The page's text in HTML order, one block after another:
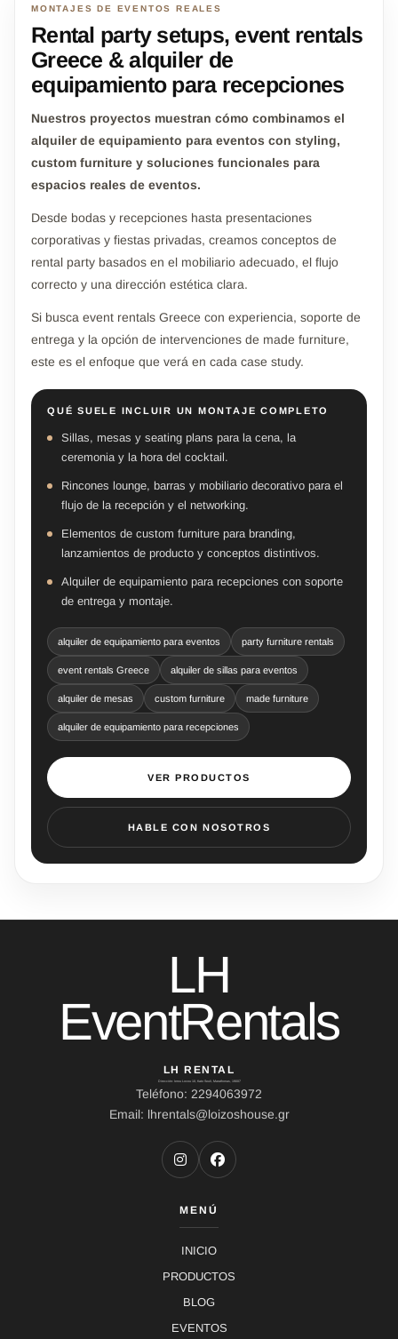
MONTAJES DE EVENTOS REALES
Rental party setups, event rentals
Greece & alquiler de
equipamiento para recepciones
Nuestros proyectos muestran cómo combinamos el
alquiler de equipamiento para eventos con styling,
custom furniture y soluciones funcionales para
espacios reales de eventos.
Desde bodas y recepciones hasta presentaciones
corporativas y fiestas privadas, creamos conceptos de
rental party basados en el mobiliario adecuado, el flujo
correcto y una dirección estética clara.
Si busca event rentals Greece con experiencia, soporte de
entrega y la opción de intervenciones de made furniture,
este es el enfoque que verá en cada case study.
QUÉ SUELE INCLUIR UN MONTAJE COMPLETO
Sillas, mesas y seating plans para la cena, la
ceremonia y la hora del cocktail.
Rincones lounge, barras y mobiliario decorativo para el
flujo de la recepción y el networking.
Elementos de custom furniture para branding,
lanzamientos de producto y conceptos distintivos.
Alquiler de equipamiento para recepciones con soporte
de entrega y montaje.
alquiler de equipamiento para eventos party furniture rentals
event rentals Greece alquiler de sillas para eventos
alquiler de mesas custom furniture made furniture
alquiler de equipamiento para recepciones
VER PRODUCTOS
HABLE CON NOSOTROS
LH
EventRentals
LH RENTAL
Dirección: Ierou Loxou 10, Kato Souli, Marathonas, 19007
Teléfono: 2294063972
Email: lhrentals@loizoshouse.gr
MENÚ
INICIO
PRODUCTOS
BLOG
EVENTOS